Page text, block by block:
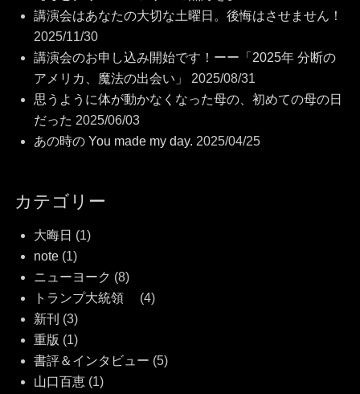
講演会はあなたの大切な土曜日。後悔はさせません！
2025/11/30
講演会のお申し込み開始です！ーー「2025年 分断の
アメリカ、魔法の出会い」
2025/08/31
思うように体が動かなくなった母の、初めての母の日
だった 2025/06/03
あの時の You made my day. 2025/04/25
カテゴリー
大晦日 (1)
note(1)
ニューヨーク (8)
トランプ大統領
(4)
新刊 (3)
重版 (1)
書評＆インタビュー (5)
山口百恵(1)